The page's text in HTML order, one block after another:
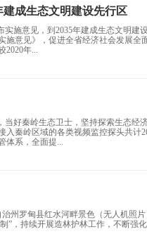
建成生态文明建设先行区
实施意见，到2035年建成生态文
施意见》，促进全省经济社会发展
2020年...
好秦岭生态卫士，坚持探索生态经
岭区域的各类视频监控探头共计
体系，全面提...
治州罗甸县红水河畔景色（无人机
”，持续开展造林护林工作，不断强